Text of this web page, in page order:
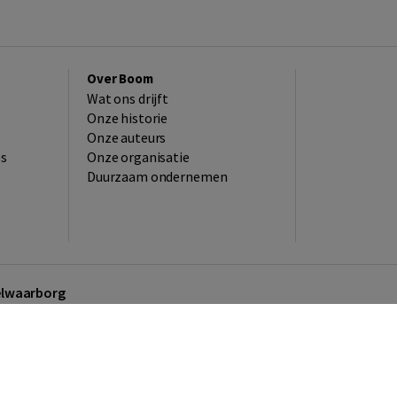
Over Boom
Wat ons drijft
Onze historie
Onze auteurs
Onze organisatie
Duurzaam ondernemen